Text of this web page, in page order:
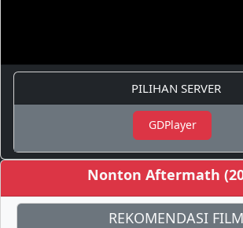
PILIHAN SERVER
GDPlayer
Nonton Aftermath
REKOMENDASI FILM